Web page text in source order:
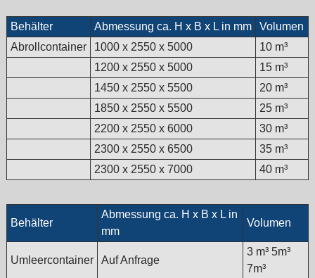
Behälter Abmessung ca. H x B x L in mm
Volumen
Abrollcontainer
1000 x 2550 x 5000
10 m³
1200 x 2550 x 5000
15 m³
1450 x 2550 x 5500
20 m³
1850 x 2550 x 5500
25 m³
2200 x 2550 x 6000
30 m³
2300 x 2550 x 6500
35 m³
2300 x 2550 x 7000
40 m³
Behälter
Abmessung ca. H x B x L in
mm
Volumen
Umleercontainer Auf Anfrage
3 m³ 5m³
7m³